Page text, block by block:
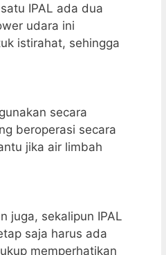
IPAL ada dua
udara ini
istirahat, sehingga
secara
beroperasi secara
jika air limbah
juga, sekalipun IPAL
saja harus ada
memperhatikan